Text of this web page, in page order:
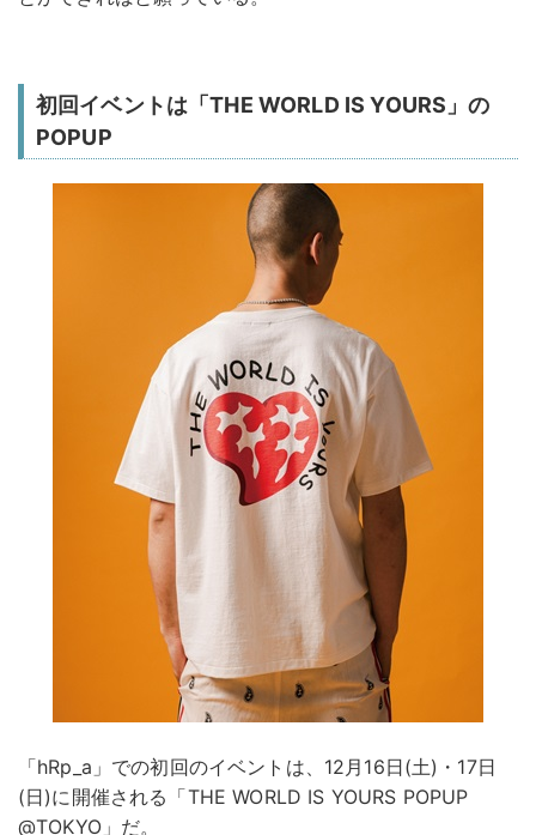
初回イベントは「THE WORLD IS YOURS」の
POPUP
「hRp_a」での初回のイベントは、12月16日(土)・17日
(日)に開催される「THE WORLD IS YOURS POPUP
@TOKYO」だ。